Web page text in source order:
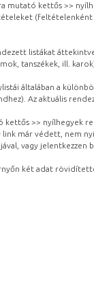
mutató kettős >>
(feltételenként
listákat
tanszékek, ill.
általában a
Az aktuális
>> nyílhegyek
már védett, nem
vagy
két adat